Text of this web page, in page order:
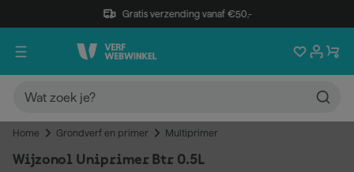
Gratis verzending vanaf €50,-
Home Grondverf en primer Multiprimer
Wijzonol Uniprimer Btr 0.5L